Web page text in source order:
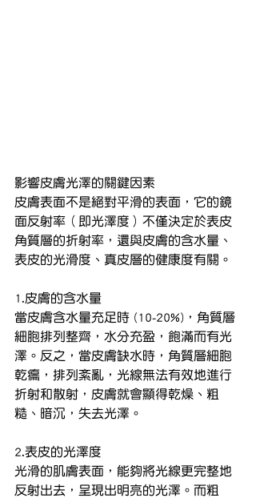
影響皮膚光澤的關鍵因素
皮膚表面不是絕對平滑的表面，它的鏡
面反射率（即光澤度）不僅決定於表皮
角質層的折射率，還與皮膚的含水量、
表皮的光滑度、真皮層的健康度有關。
1.皮膚的含水量
當皮膚含水量充足時 (10-20%)，角質層
細胞排列整齊，水分充盈，飽滿而有光
澤。反之，當皮膚缺水時，角質層細胞
乾癟，排列紊亂，光線無法有效地進行
折射和散射，皮膚就會顯得乾燥、粗
糙、暗沉，失去光澤。
2.表皮的光澤度
光滑的肌膚表面，能夠將光線更完整地
反射出去，呈現出明亮的光澤。而粗